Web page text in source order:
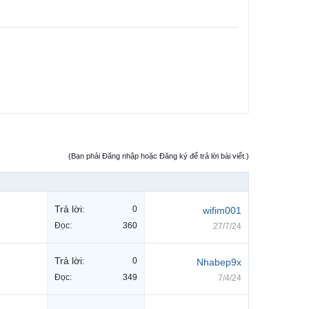
(Bạn phải Đăng nhập hoặc Đăng ký để trả lời bài viết.)
Trả lời:
0
Đọc:
360
wifim001
27/7/24
Trả lời:
0
Đọc:
349
Nhabep9x
7/4/24